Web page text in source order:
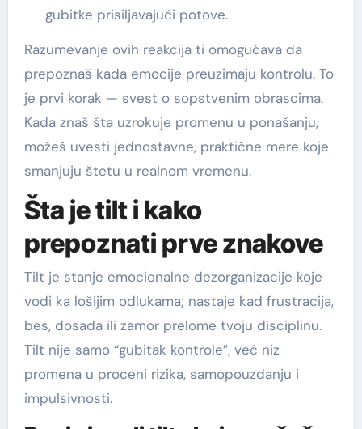
gubitke prisiljavajući potove.
Razumevanje ovih reakcija ti omogućava da
prepoznaš kada emocije preuzimaju kontrolu. To
je prvi korak — svest o sopstvenim obrascima.
Kada znaš šta uzrokuje promenu u ponašanju,
možeš uvesti jednostavne, praktične mere koje
smanjuju štetu u realnom vremenu.
Šta je tilt i kako
prepoznati prve znakove
Tilt je stanje emocionalne dezorganizacije koje
vodi ka lošijim odlukama; nastaje kad frustracija,
bes, dosada ili zamor prelome tvoju disciplinu.
Tilt nije samo “gubitak kontrole”, već niz
promena u proceni rizika, samopouzdanju i
impulsivnosti.